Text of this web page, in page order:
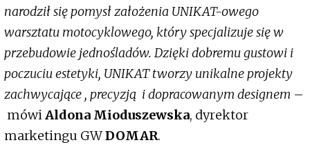
narodził się pomysł założenia UNIKAT-owego
warsztatu motocyklowego, który specjalizuje się w
przebudowie jednośladów. Dzięki dobremu gustowi i
poczuciu estetyki, UNIKAT tworzy unikalne projekty
zachwycające , precyzją i dopracowanym designem –
mówiAldona Mioduszewska, dyrektor
marketingu GWDOMAR.